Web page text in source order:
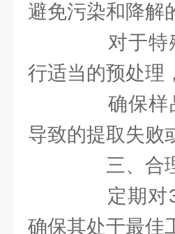
避免污染和降解
对于特殊
行适当的预处理
确保样品
导致的提取失败
三、合理
定期对32
确保其处于最佳